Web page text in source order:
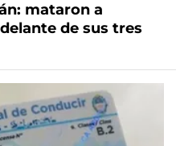
mataron a
de sus tres